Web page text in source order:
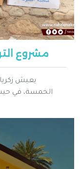
مشروع
الخمسة، في